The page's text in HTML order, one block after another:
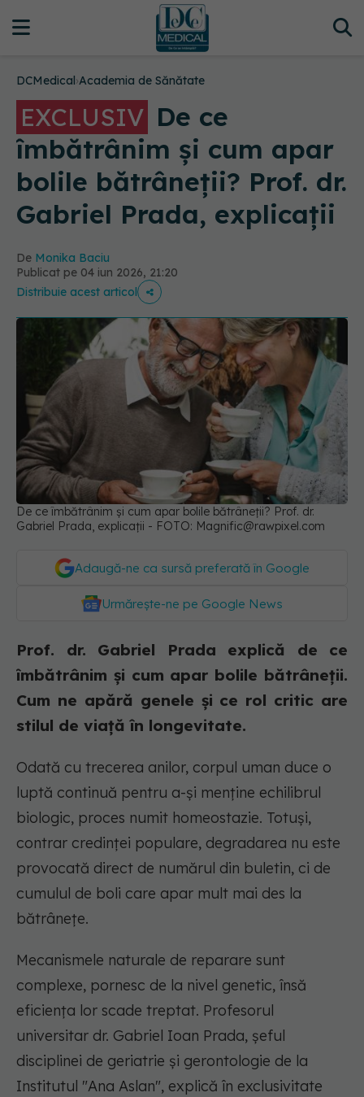
DCMedical›Academia de Sănătate
EXCLUSIV De ce
îmbătrânim și cum apar
bolile bătrâneții? Prof. dr.
Gabriel Prada, explicații
De Monika Baciu
Publicat pe 04 iun 2026, 21:20
Distribuie acest articol
De ce îmbătrânim și cum apar bolile bătrâneții? Prof. dr.
Gabriel Prada, explicații - FOTO: Magnific@rawpixel.com
Adaugă-ne ca sursă preferată în Google
Urmărește-ne pe Google News
Prof. dr. Gabriel Prada explică de ce
îmbătrânim și cum apar bolile bătrâneții.
Cum ne apără genele și ce rol critic are
stilul de viață în longevitate.
Odată cu trecerea anilor, corpul uman duce o
luptă continuă pentru a-și menține echilibrul
biologic, proces numit homeostazie. Totuși,
contrar credinței populare, degradarea nu este
provocată direct de numărul din buletin, ci de
cumulul de boli care apar mult mai des la
bătrânețe.
Mecanismele naturale de reparare sunt
complexe, pornesc de la nivel genetic, însă
eficiența lor scade treptat. Profesorul
universitar dr. Gabriel Ioan Prada, șeful
disciplinei de geriatrie și gerontologie de la
Institutul "Ana Aslan", explică în exclusivitate